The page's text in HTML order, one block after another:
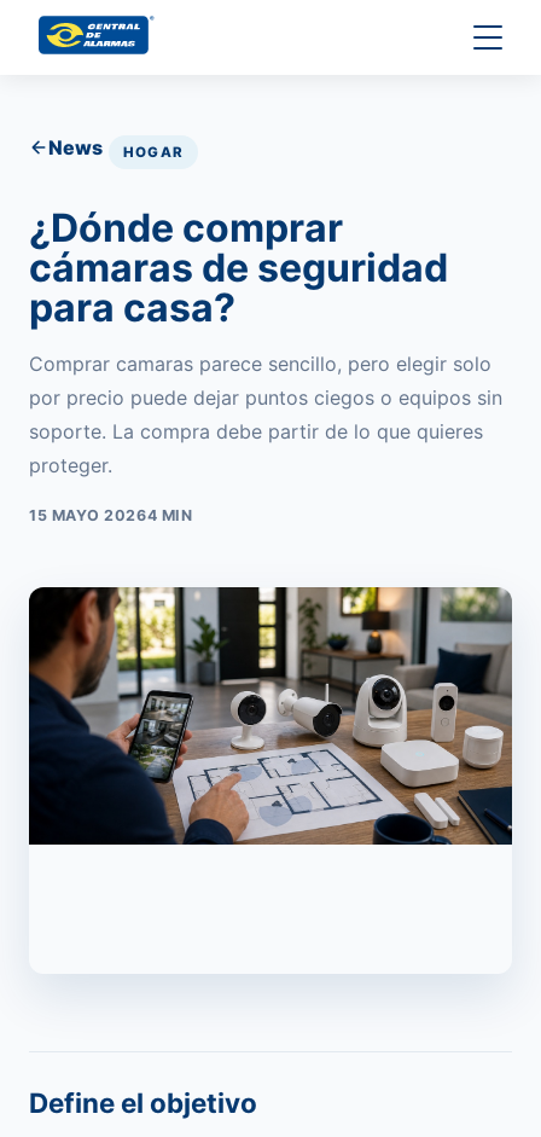
News HOGAR
¿Dónde comprar
cámaras de seguridad
para casa?
Comprar camaras parece sencillo, pero elegir solo
por precio puede dejar puntos ciegos o equipos sin
soporte. La compra debe partir de lo que quieres
proteger.
15 MAYO 20264 MIN
Define el objetivo